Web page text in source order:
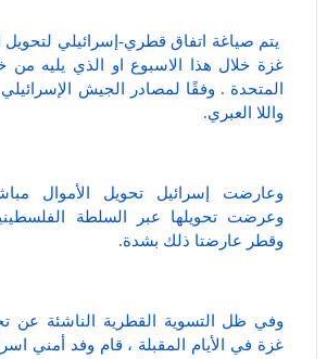
يتم صياغة اتفاق قطري-إسرائيلي لتحويل
غزة خلال هذا الاسبوع او الذي يليه من
المتحدة . وفقًا لمصادر الجيش
واللا العبري.
وعارضت إسرائيل تحويل الأموال
وعرضت تحويلها عبر السلطة
وقطر عارضتا ذلك بشدة.
وفي ظل التسوية القطرية الناشئة عن
غزة في الأيام المقبلة ، قام وفد أمني